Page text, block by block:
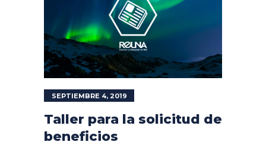
SEPTIEMBRE 4, 2019
Taller para la solicitud de
beneficios